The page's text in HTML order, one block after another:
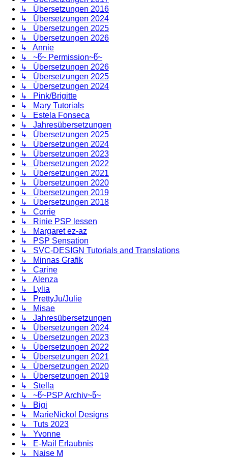
↳ Übersetzungen 2016
↳ Übersetzungen 2024
↳ Übersetzungen 2025
↳ Übersetzungen 2026
↳ Annie
↳ ~წ~ Permission~წ~
↳ Übersetzungen 2026
↳ Übersetzungen 2025
↳ Übersetzungen 2024
↳ Pink/Brigitte
↳ Mary Tutorials
↳ Estela Fonseca
↳ Jahresübersetzungen
↳ Übersetzungen 2025
↳ Übersetzungen 2024
↳ Übersetzungen 2023
↳ Übersetzungen 2022
↳ Übersetzungen 2021
↳ Übersetzungen 2020
↳ Übersetzungen 2019
↳ Übersetzungen 2018
↳ Corrie
↳ Rinie PSP lessen
↳ Margaret ez-az
↳ PSP Sensation
↳ SVC-DESIGN Tutorials and Translations
↳ Minnas Grafik
↳ Carine
↳ Alenza
↳ Lylia
↳ PrettyJu/Julie
↳ Misae
↳ Jahresübersetzungen
↳ Übersetzungen 2024
↳ Übersetzungen 2023
↳ Übersetzungen 2022
↳ Übersetzungen 2021
↳ Übersetzungen 2020
↳ Übersetzungen 2019
↳ Stella
↳ ~წ~PSP Archiv~წ~
↳ Bigi
↳ MarieNickol Designs
↳ Tuts 2023
↳ Yvonne
↳ E-Mail Erlaubnis
↳ Naise M